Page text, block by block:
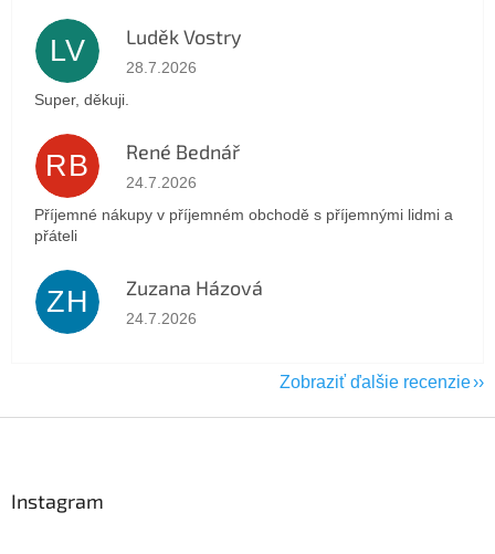
LV Luděk Vostry
Hodnotenie obchodu je 5 z 5 hviezdičiek.
28.7.2026
Super, děkuji.
RB René Bednář
Hodnotenie obchodu je 5 z 5 hviezdičiek.
24.7.2026
Příjemné nákupy v příjemném obchodě s příjemnými lidmi a
přáteli
ZH Zuzana Házová
Hodnotenie obchodu je 5 z 5 hviezdičiek.
24.7.2026
Zobraziť ďalšie recenzie
Instagram